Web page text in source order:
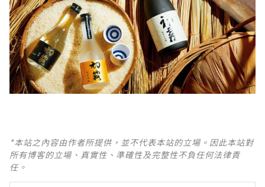
*本站之內容由作者所提供，並不代表本站的立場。因此本站對
所有博客的立場、真實性、準確性及完整性不負任何法律責
任。